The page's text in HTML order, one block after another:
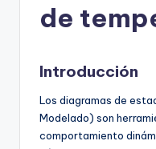
si
de
Introducción
Los diagramas de
Modelado) son
comportamiento